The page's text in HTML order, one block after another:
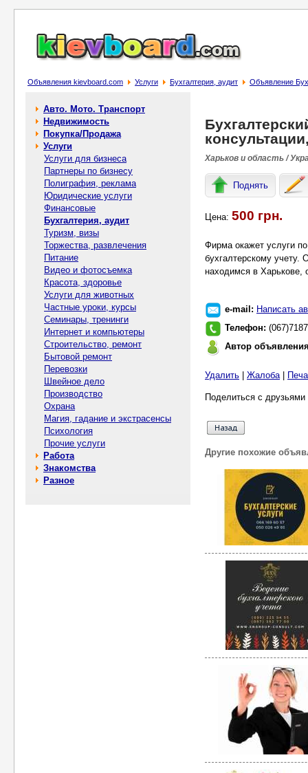
Объявления kievboard.com Услуги Бухгалтерия, аудит Объявление
Авто. Мото. Транспорт
Недвижимость
Покупка/Продажа
Услуги
Услуги для бизнеса
Партнеры по бизнесу
Полиграфия, реклама
Юридические услуги
Финансовые
Бухгалтерия, аудит
Туризм, визы
Торжества, развлечения
Питание
Видео и фотосъемка
Красота, здоровье
Услуги для животных
Частные уроки, курсы
Семинары, тренинги
Интернет и компьютеры
Строительство, ремонт
Бытовой ремонт
Перевозки
Швейное дело
Производство
Охрана
Магия, гадание и экстрасенсы
Психология
Прочие услуги
Работа
Знакомства
Разное
Харьков и область /
Поднять
Цена: 500 грн.
Фирма окажет услуги
бухгалтерскому учету.
находимся в Харькове,
e-mail: Написать
Телефон:
Автор
Удалить Жалоба|
Поделиться с
Другие похожие